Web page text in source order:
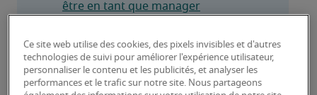
être en tant que manager
Ce site web utilise des cookies, des pixels invisibles et d'autres
technologies de suivi pour améliorer l'expérience utilisateur,
personnaliser le contenu et les publicités, et analyser les
performances et le trafic sur notre site. Nous partageons